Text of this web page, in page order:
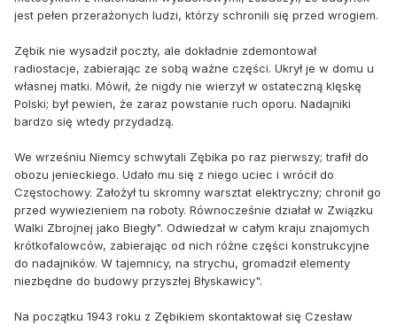
jest pełen przerażonych ludzi, którzy schronili się przed wrogiem.
Zębik nie wysadził poczty, ale dokładnie zdemontował
radiostacje, zabierając ze sobą ważne części. Ukrył je w domu u
własnej matki. Mówił, że nigdy nie wierzył w ostateczną klęskę
Polski; był pewien, że zaraz powstanie ruch oporu. Nadajniki
bardzo się wtedy przydadzą.
We wrześniu Niemcy schwytali Zębika po raz pierwszy; trafił do
obozu jenieckiego. Udało mu się z niego uciec i wrócił do
Częstochowy. Założył tu skromny warsztat elektryczny; chronił go
przed wywiezieniem na roboty. Równocześnie działał w Związku
Walki Zbrojnej jako Biegły". Odwiedzał w całym kraju znajomych
krótkofalowców, zabierając od nich różne części konstrukcyjne
do nadajników. W tajemnicy, na strychu, gromadził elementy
niezbędne do budowy przyszłej Błyskawicy".
Na początku 1943 roku z Zębikiem skontaktował się Czesław